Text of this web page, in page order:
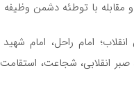
مقابله با توطئه دشمن
انقلاب؛ امام راحل، امام
انقلابی، شجاعت،